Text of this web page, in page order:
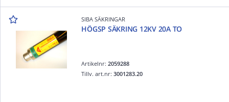
SIBA SÄKRINGAR
HÖGSP SÄKRING 12KV 20A TO
Artikelnr:2059288
Tillv. art.nr:3001283.20